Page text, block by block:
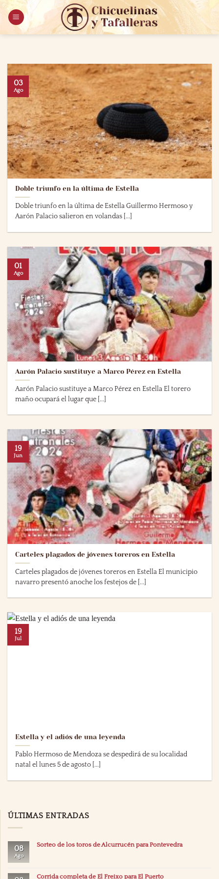
Saltar
contenido
Doble triunfo en la última de Estella
Doble triunfo en la última de Estella Guillermo Hermoso y
Aarón Palacio salieron en volandas [...]
03
Ago
Aarón Palacio sustituye a Marco Pérez en Estella
Aarón Palacio sustituye a Marco Pérez en Estella El torero
maño ocupará el lugar que [...]
01
Ago
Carteles plagados de jóvenes toreros en Estella
Carteles plagados de jóvenes toreros en Estella El municipio
navarro presentó anoche los festejos de [...]
19
Jun
Estella y el adiós de una leyenda
Pablo Hermoso de Mendoza se despedirá de su localidad
natal el lunes 5 de agosto [...]
19
Jul
ÚLTIMAS ENTRADAS
08
Ago
Sorteo de los toros de Alcurrucén para Pontevedra
Corrida completa de El Freixo para El Puerto